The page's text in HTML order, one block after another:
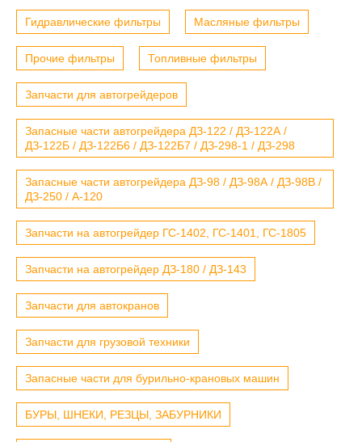
Гидравлические фильтры Масляные фильтры
Прочие фильтры Топливные фильтры
Запчасти для автогрейдеров
Запасные части автогрейдера ДЗ-122 / ДЗ-122А /
ДЗ-122Б / ДЗ-122Б6 / ДЗ-122Б7 / ДЗ-298-1 / ДЗ-298
Запасные части автогрейдера ДЗ-98 / ДЗ-98А / ДЗ-98В /
ДЗ-250 / А-120
Запчасти на автогрейдер ГС-1402, ГС-1401, ГС-1805
Запчасти на автогрейдер ДЗ-180 / ДЗ-143
Запчасти для автокранов
Запчасти для грузовой техники
Запасные части для бурильно-крановых машин
БУРЫ, ШНЕКИ, РЕЗЦЫ, ЗАБУРНИКИ